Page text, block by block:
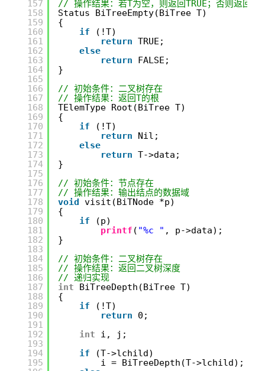
157
158
159
160
161
162
163
164
165
166
167
168
169
170
171
172
173
174
175
176
177
178
179
180
181
182
183
184
185
186
187
188
189
190
191
192
193
194
195
// 操作结果：若T为空，则返回TRUE；否则返回
Status BiTreeEmpty(BiTree T)
{
if
(!T)
return TRUE;
else
return
FALSE;
}
// 初始条件：二叉树存在
// 操作结果：返回T的根
TElemType Root(BiTree T)
{
if
(!T)
return
Nil;
else
return T->data;
}
// 初始条件：节点存在
// 操作结果：输出结点的数据域
void visit(BiTNode *p)
{
if
(p)
printf ( "%c " , p->data);
}
// 初始条件：二叉树存在
// 操作结果：返回二叉树深度
// 递归实现
int
BiTreeDepth(BiTree T)
{
if
(!T)
return
0;
int
i, j;
if
(T->lchild)
i = BiTreeDepth(T->lchild);